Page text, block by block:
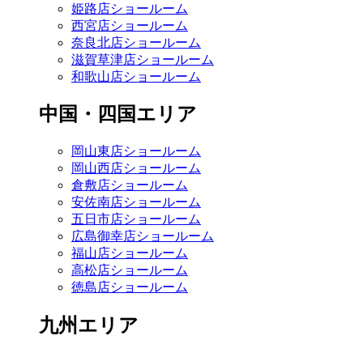
姫路店ショールーム
西宮店ショールーム
奈良北店ショールーム
滋賀草津店ショールーム
和歌山店ショールーム
中国・四国エリア
岡山東店ショールーム
岡山西店ショールーム
倉敷店ショールーム
安佐南店ショールーム
五日市店ショールーム
広島御幸店ショールーム
福山店ショールーム
高松店ショールーム
徳島店ショールーム
九州エリア